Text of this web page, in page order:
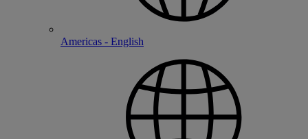
Americas - English